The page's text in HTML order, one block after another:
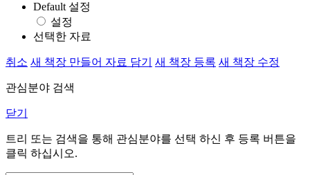
Default 설정
설정
선택한 자료
취소 새 책장 만들어 자료 담기 새 책장 등록 새 책장 수정
관심분야 검색
닫기
트리 또는 검색을 통해 관심분야를 선택 하신 후 등록 버튼을
클릭 하십시오.